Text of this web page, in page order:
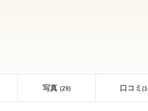
写真 (29) 口コミ (